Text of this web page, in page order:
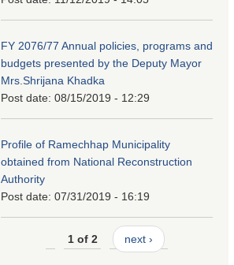
FY 2076/77 Annual policies, programs and
budgets presented by the Deputy Mayor
Mrs.Shrijana Khadka
Post date: 08/15/2019 - 12:29
Profile of Ramechhap Municipality
obtained from National Reconstruction
Authority
Post date: 07/31/2019 - 16:19
1 of 2 next ›